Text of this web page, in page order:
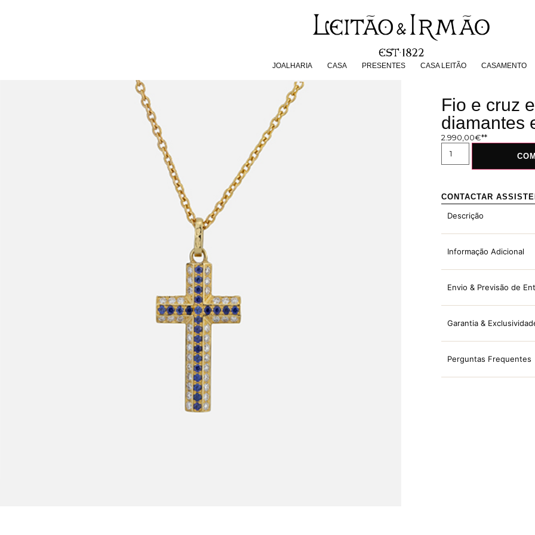
JOALHARIA CASA PRESENTES CASA LEITÃO CASAMENTO
PRESENTES CASA LEITÃO
Fio e cruz
diamantes
2.990,00€
CONTACTAR
Descrição
Informação Adicional
Envio & Previsão de
Garantia &
Perguntas Frequentes